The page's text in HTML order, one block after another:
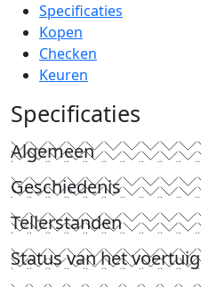
Specificaties
Kopen
Checken
Keuren
Specificaties
Algemeen
Geschiedenis
Tellerstanden
Status van het voertuig